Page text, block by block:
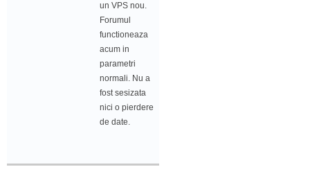
un VPS nou.
Forumul
functioneaza
acum in
parametri
normali. Nu a
fost sesizata
nici o pierdere
de date.